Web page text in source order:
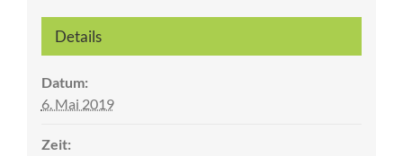
Details
Datum:
6. Mai 2019
Zeit: